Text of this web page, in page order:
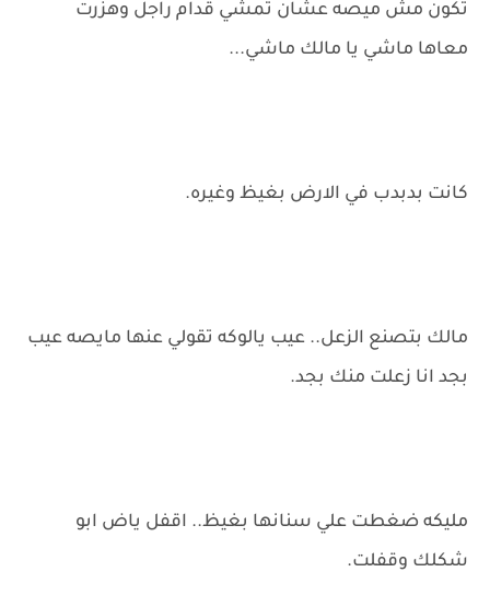
تكون مش ميصه عشان تمشي قدام راجل وهزرت
معاها ماشي يا مالك ماشي...
كانت بدبدب في الارض بغيظ وغيره.
مالك بتصنع الزعل.. عيب يالوكه تقولي عنها مايصه عيب
بجد انا زعلت منك بجد.
مليكه ضغطت علي سنانها بغيظ.. اقفل ياض ابو
شكلك وقفلت.